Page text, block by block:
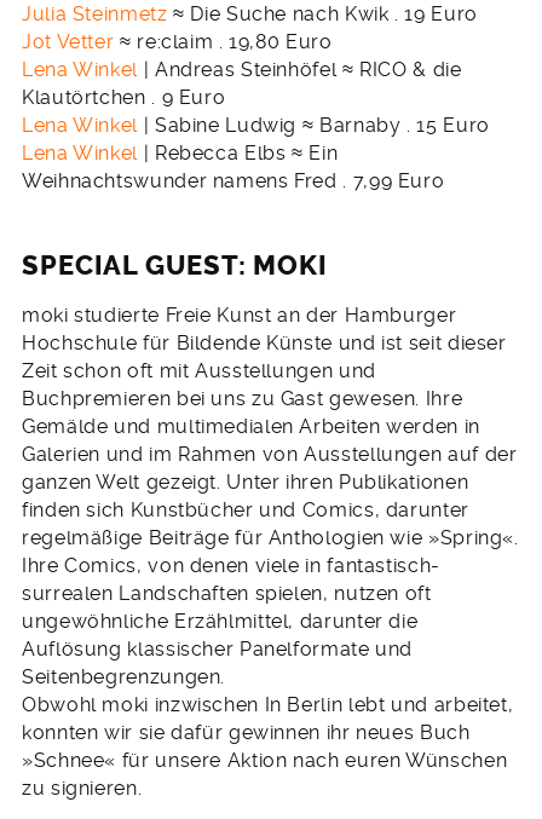
Julia Steinmetz≈ Die Suche nach Kwik . 19 Euro
Jot Vetter ≈ re:claim . 19,80 Euro
Lena Winkel| Andreas Steinhöfel ≈ RICO & die
Klautörtchen . 9 Euro
Lena Winkel | Sabine Ludwig ≈ Barnaby . 15 Euro
Lena Winkel | Rebecca Elbs ≈ Ein
Weihnachtswunder namens Fred . 7,99 Euro
SPECIAL GUEST: MOKI
moki studierte Freie Kunst an der Hamburger
Hochschule für Bildende Künste und ist seit dieser
Zeit schon oft mit Ausstellungen und
Buchpremieren bei uns zu Gast gewesen. Ihre
Gemälde und multimedialen Arbeiten werden in
Galerien und im Rahmen von Ausstellungen auf der
ganzen Welt gezeigt. Unter ihren Publikationen
finden sich Kunstbücher und Comics, darunter
regelmäßige Beiträge für Anthologien wie »Spring«.
Ihre Comics, von denen viele in fantastisch-
surrealen Landschaften spielen, nutzen oft
ungewöhnliche Erzählmittel, darunter die
Auflösung klassischer Panelformate und
Seitenbegrenzungen.
Obwohl moki inzwischen In Berlin lebt und arbeitet,
konnten wir sie dafür gewinnen ihr neues Buch
»Schnee« für unsere Aktion nach euren Wünschen
zu signieren.